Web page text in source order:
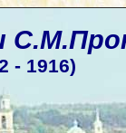
- 1916)